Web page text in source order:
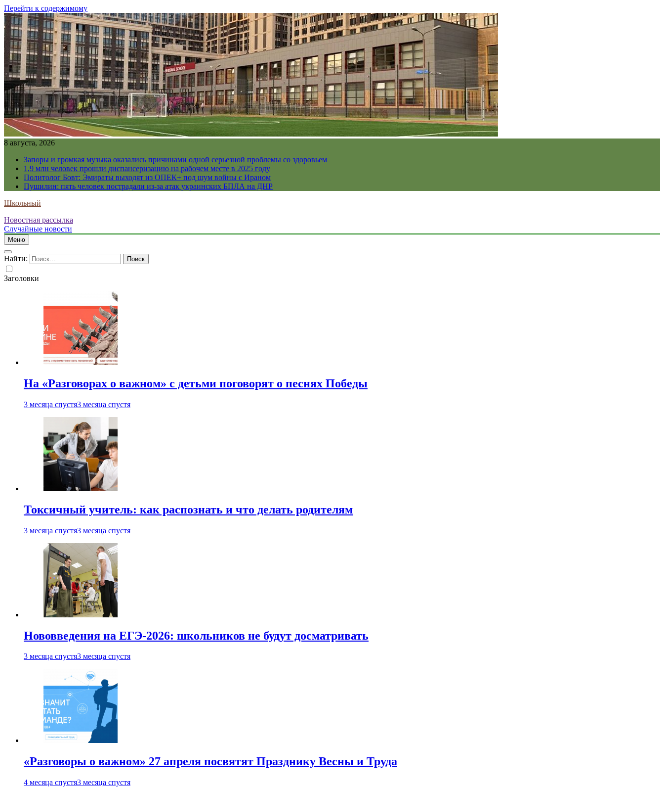
Перейти к содержимому
8 августа, 2026
Запоры и громкая музыка оказались причинами одной серьезной проблемы со здоровьем
1,9 млн человек прошли диспансеризацию на рабочем месте в 2025 году
Политолог Бовт: Эмираты выходят из ОПЕК+ под шум войны с Ираном
Пушилин: пять человек пострадали из-за атак украинских БПЛА на ДНР
Школьный
Новостная рассылка
Случайные новости
Меню
Найти:
Заголовки
На «Разговорах о важном» с детьми поговорят о песнях Победы
3 месяца спустя3 месяца спустя
Токсичный учитель: как распознать и что делать родителям
3 месяца спустя3 месяца спустя
Нововведения на ЕГЭ-2026: школьников не будут досматривать
3 месяца спустя3 месяца спустя
«Разговоры о важном» 27 апреля посвятят Празднику Весны и Труда
4 месяца спустя3 месяца спустя